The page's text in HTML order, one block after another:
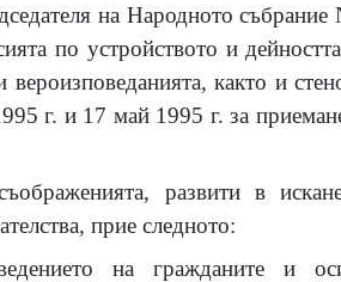
на Народното
по устройството и
както и
г. и 17 май 1995 г. за
развити в
прие следното:
на гражданите и